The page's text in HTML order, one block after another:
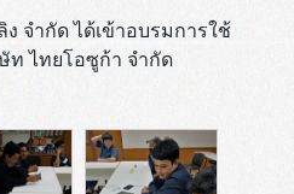
จำกัด ได้เข้าอบรมการใช้
ท ไทยโอซูก้า จำกัด